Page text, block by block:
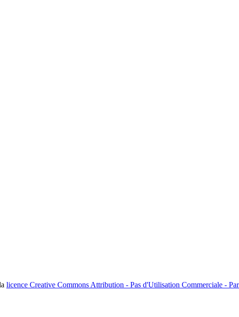
licence Creative Commons Attribution - Pas d'Utilisation Commerciale -